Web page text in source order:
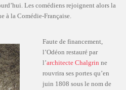
Les comédiens rejoignent alors la
à la Comédie-Française.
Faute de financement,
l’Odéon restauré par
l’architecte Chalgrin ne
rouvrira ses portes qu’en
juin 1808 sous le nom de